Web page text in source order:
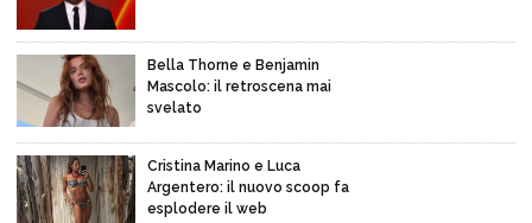
Bella Thorne e Benjamin
Mascolo: il retroscena mai
svelato
Cristina Marino e Luca
Argentero: il nuovo scoop fa
esplodere il web